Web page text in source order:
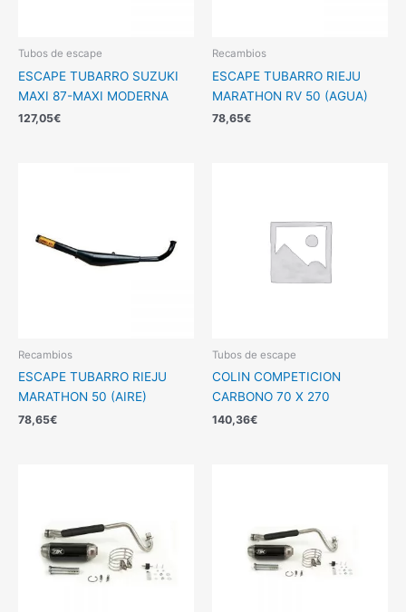
Tubos de escape
ESCAPE TUBARRO SUZUKI
MAXI 87-MAXI MODERNA
127,05€
Recambios
ESCAPE TUBARRO RIEJU
MARATHON RV 50 (AGUA)
78,65€
Recambios
ESCAPE TUBARRO RIEJU
MARATHON 50 (AIRE)
78,65€
Tubos de escape
COLIN COMPETICION
CARBONO 70 X 270
140,36€